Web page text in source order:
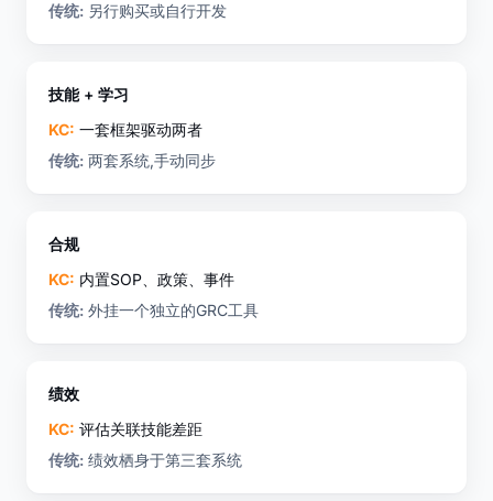
传统: 另行购买或自行开发
技能 + 学习
KC: 一套框架驱动两者
传统: 两套系统,手动同步
合规
KC: 内置SOP、政策、事件
传统: 外挂一个独立的GRC工具
绩效
KC: 评估关联技能差距
传统: 绩效栖身于第三套系统